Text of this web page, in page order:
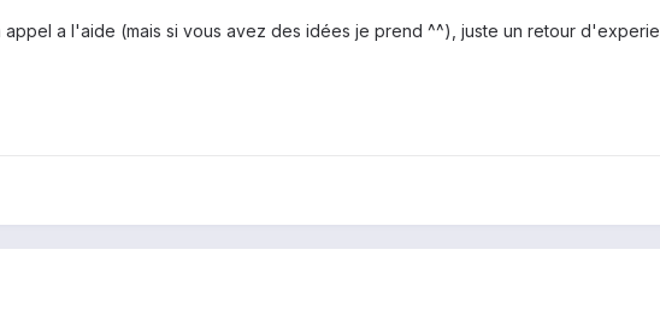
a l'aide (mais si vous avez des idées je prend ^^), juste un retour